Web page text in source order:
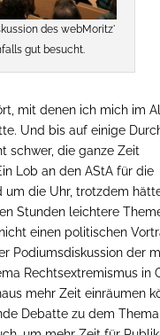
des webMoritz'
gut besucht.
mit denen ich mich im
Und bis auf einige
schwer, die ganze Zeit
Lob an den AStA für die
um die Uhr, trotzdem
Stunden leichtere
einen politischen
Podiumsdiskussion der
Rechtsextremismus in
mehr Zeit einräumen
Debatte zu dem